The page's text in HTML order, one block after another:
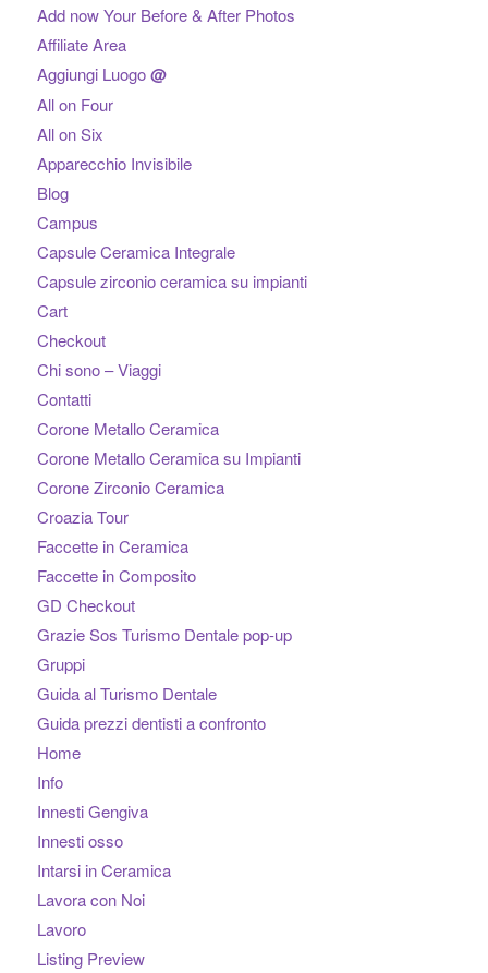
Add now Your Before & After Photos
Affiliate Area
Aggiungi Luogo@
All on Four
All on Six
Apparecchio Invisibile
Blog
Campus
Capsule Ceramica Integrale
Capsule zirconio ceramica su impianti
Cart
Checkout
Chi sono – Viaggi
Contatti
Corone Metallo Ceramica
Corone Metallo Ceramica su Impianti
Corone Zirconio Ceramica
Croazia Tour
Faccette in Ceramica
Faccette in Composito
GD Checkout
Grazie Sos Turismo Dentale pop-up
Gruppi
Guida al Turismo Dentale
Guida prezzi dentisti a confronto
Home
Info
Innesti Gengiva
Innesti osso
Intarsi in Ceramica
Lavora con Noi
Lavoro
Listing Preview